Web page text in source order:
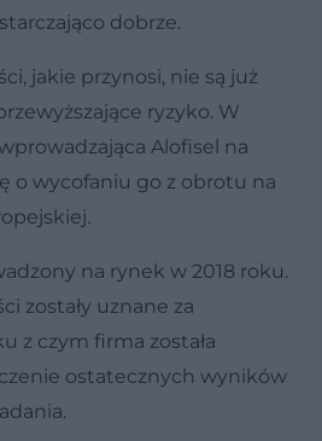
dobrze.
jakie przynosi, nie są już
ryzyko. W
Alofisel na
o wycofaniu go z obrotu na
na rynek w 2018 roku.
zostały uznane za
z czym firma została
ostatecznych wyników